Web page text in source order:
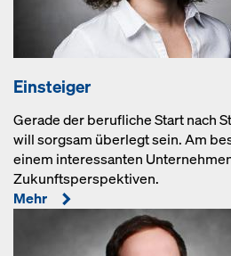
Einsteiger
Gerade der berufliche Start nach
will sorgsam überlegt sein. Am
einem interessanten
Zukunftsperspektiven.
Mehr